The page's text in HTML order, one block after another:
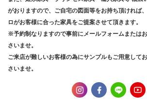
がおりますので、ご自宅の図面等をお持ち頂ければ、
ロがお客様に合った家具をご提案させて頂きます。
※予約制なりますので事前にメールフォームまたは
さいませ。
ご来店が難しいお客様の為にサンプルもご用意して
さいませ。